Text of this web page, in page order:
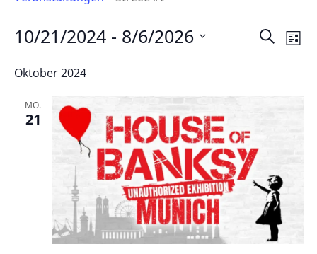
Veranstaltungen
und
SucheListe
10/21/2024 - 8/6/2026
wählen.
Oktober 2024
MO.
21